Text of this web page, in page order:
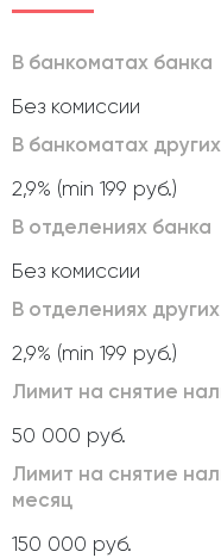
В банкоматах банка
Без комиссии
В банкоматах
2,9% (min 199 руб.)
В отделениях банка
Без комиссии
В отделениях
2,9% (min 199 руб.)
Лимит на снятие
50 000 руб.
Лимит на снятие
месяц
150 000 руб.